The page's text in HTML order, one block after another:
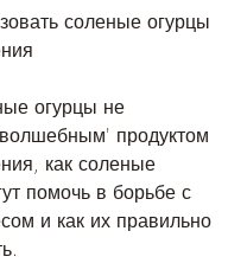
соленые огурцы
огурцы не
продуктом
как соленые
помочь в борьбе с
и как их правильно